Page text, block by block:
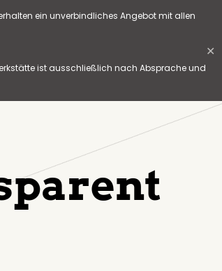
ein unverbindliches Angebot mit allen
ist ausschließlich nach Absprache und
✕